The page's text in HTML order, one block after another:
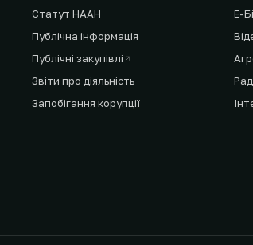
Статут НААН
Публічна інформація
Публічні закупівлі
Звіти про діяльність
Запобігання корупції
Е-